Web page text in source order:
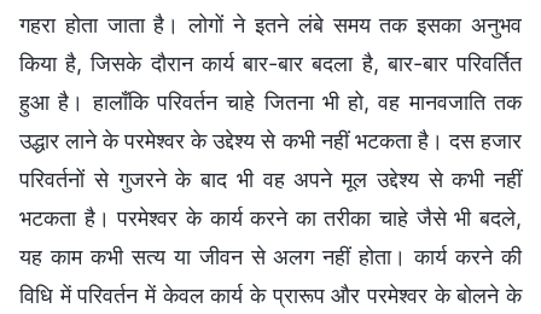
गहरा होता जाता है। लोगों ने इतने लंबे समय तक इसका अनुभव
किया है, जिसके दौरान कार्य बार-बार बदला है, बार-बार परिवर्तित
हुआ है। हालाँकि परिवर्तन चाहे जितना भी हो, वह मानवजाति तक
उद्धार लाने के परमेश्वर के उद्देश्य से कभी नहीं भटकता है। दस हजार
परिवर्तनों से गुजरने के बाद भी वह अपने मूल उद्देश्य से कभी नहीं
भटकता है। परमेश्वर के कार्य करने का तरीका चाहे जैसे भी बदले,
यह काम कभी सत्य या जीवन से अलग नहीं होता। कार्य करने की
विधि में परिवर्तन में केवल कार्य के प्रारूप और परमेश्वर के बोलने के